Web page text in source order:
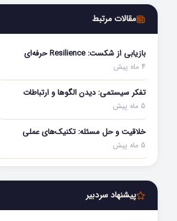
مقالات مرتبط
بازیابی از شکست: Resilience حرفه‌ای
4 ماه پیش
تفکر سیستمی: دیدن الگوها و ارتباطات
5 ماه پیش
خلاقیت و حل مسئله: تکنیک‌های عملی
5 ماه پیش
پیشنهاد سردبیر